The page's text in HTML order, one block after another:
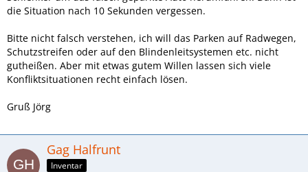
die Situation nach 10 Sekunden vergessen.
Bitte nicht falsch verstehen, ich will das Parken auf Radwegen,
Schutzstreifen oder auf den Blindenleitsystemen etc. nicht
gutheißen. Aber mit etwas gutem Willen lassen sich viele
Konfliktsituationen recht einfach lösen.
Gruß Jörg
Gag Halfrunt
Inventar